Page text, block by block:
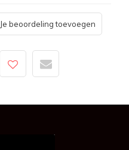
Je beoordeling toevoegen